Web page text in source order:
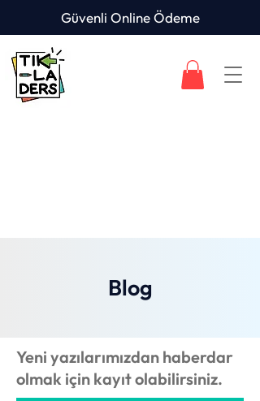
Güvenli Online Ödeme
Blog
Yeni yazılarımızdan haberdar
olmak için kayıt olabilirsiniz.